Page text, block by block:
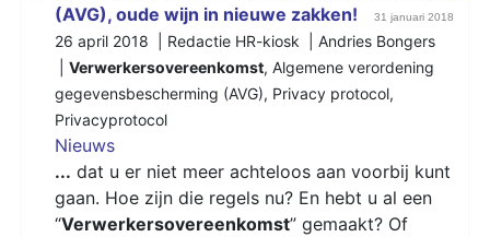
(AVG), oude wijn in nieuwe zakken!
31 januari 2018
26 april 2018 | Redactie HR-kiosk | Andries Bongers
Verwerkersovereenkomst, Algemene verordening
gegevensbescherming (AVG), Privacy protocol,
Privacyprotocol
Nieuws
... dat u er niet meer achteloos aan voorbij kunt
gaan. Hoe zijn die regels nu? En hebt u al een
“Verwerkersovereenkomst” gemaakt? Of